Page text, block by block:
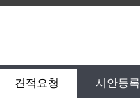
견적요청 시안등록